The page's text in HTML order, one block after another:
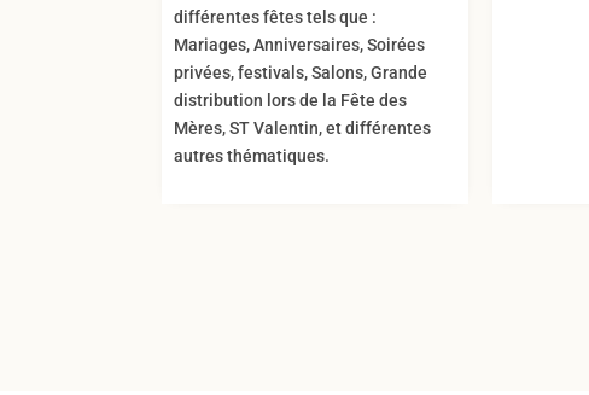
différentes fêtes tels que :
Mariages, Anniversaires, Soirées
privées, festivals, Salons, Grande
distribution lors de la Fête des
Mères, ST Valentin, et différentes
autres thématiques.